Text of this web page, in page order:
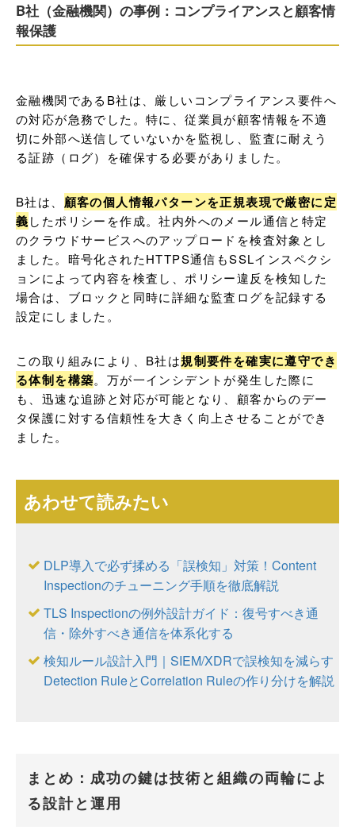
B社（金融機関）の事例：コンプライアンスと顧客情
報保護
金融機関であるB社は、厳しいコンプライアンス要件へ
の対応が急務でした。特に、従業員が顧客情報を不適
切に外部へ送信していないかを監視し、監査に耐えう
る証跡（ログ）を確保する必要がありました。
B社は、 顧客の個人情報パターンを正規表現で厳密に定
義したポリシーを作成。社内外へのメール通信と特定
のクラウドサービスへのアップロードを検査対象とし
ました。暗号化されたHTTPS通信もSSLインスペクシ
ョンによって内容を検査し、ポリシー違反を検知した
場合は、ブロックと同時に詳細な監査ログを記録する
設定にしました。
この取り組みにより、B社は規制要件を確実に遵守でき
る体制を構築。万が一インシデントが発生した際に
も、迅速な追跡と対応が可能となり、顧客からのデー
タ保護に対する信頼性を大きく向上させることができ
ました。
あわせて読みたい
DLP導入で必ず揉める「誤検知」対策！Content
Inspectionのチューニング手順を徹底解説
TLS Inspectionの例外設計ガイド：復号すべき通
信・除外すべき通信を体系化する
検知ルール設計入門｜SIEM/XDRで誤検知を減らす
Detection RuleとCorrelation Ruleの作り分けを解説
まとめ：成功の鍵は技術と組織の両輪によ
る設計と運用